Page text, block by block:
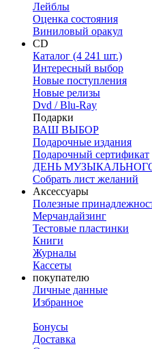
Лейблы
Оценка состояния
Виниловый оракул
CD
Каталог (4 241 шт.)
Интересный выбор
Новые поступления
Новые релизы
Dvd / Blu-Ray
Подарки
ВАШ ВЫБОР
Подарочные издания
Подарочный сертификат
ДЕНЬ
Собрать лист желаний
Аксессуары
Полезные
Мерчандайзинг
Тестовые пластинки
Книги
Журналы
Кассеты
покупателю
Личные данные
Избранное
Бонусы
Доставка